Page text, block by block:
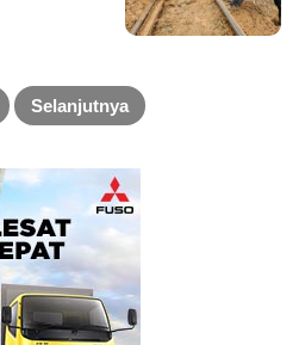
Selanjutnya